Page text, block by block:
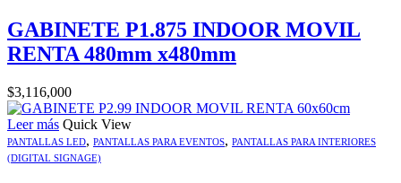
GABINETE P1.875 INDOOR MOVIL
RENTA 480mm x480mm
$3,116,000
Leer más Quick View
PANTALLAS LED, PANTALLAS PARA EVENTOS, PANTALLAS PARA INTERIORES
(DIGITAL SIGNAGE)